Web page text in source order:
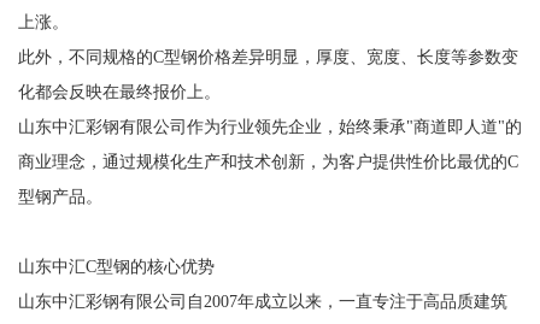
上涨。
此外，不同规格的C型钢价格差异明显，厚度、宽度、长度等参数变
化都会反映在最终报价上。
山东中汇彩钢有限公司作为行业领先企业，始终秉承"商道即人道"的
商业理念，通过规模化生产和技术创新，为客户提供性价比最优的C
型钢产品。
山东中汇C型钢的核心优势
山东中汇彩钢有限公司自2007年成立以来，一直专注于高品质建筑